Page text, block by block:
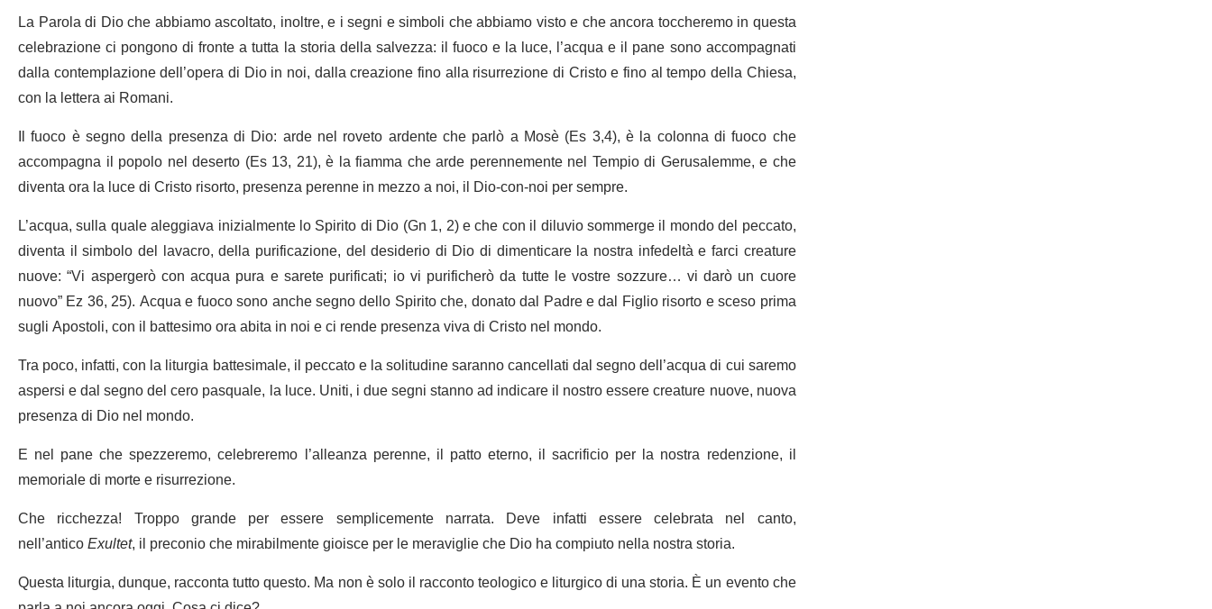
La Parola di Dio che abbiamo ascoltato, inoltre, e i segni e simboli che abbiamo visto e che ancora toccheremo in questa
celebrazione ci pongono di fronte a tutta la storia della salvezza: il fuoco e la luce, l’acqua e il pane sono accompagnati
dalla contemplazione dell’opera di Dio in noi, dalla creazione fino alla risurrezione di Cristo e fino al tempo della Chiesa,
con la lettera ai Romani.
Il fuoco è segno della presenza di Dio: arde nel roveto ardente che parlò a Mosè (Es 3,4), è la colonna di fuoco che
accompagna il popolo nel deserto (Es 13, 21), è la fiamma che arde perennemente nel Tempio di Gerusalemme, e che
diventa ora la luce di Cristo risorto, presenza perenne in mezzo a noi, il Dio-con-noi per sempre.
L’acqua, sulla quale aleggiava inizialmente lo Spirito di Dio (Gn 1, 2) e che con il diluvio sommerge il mondo del peccato,
diventa il simbolo del lavacro, della purificazione, del desiderio di Dio di dimenticare la nostra infedeltà e farci creature
nuove: “Vi aspergerò con acqua pura e sarete purificati; io vi purificherò da tutte le vostre sozzure… vi darò un cuore
nuovo” Ez 36, 25). Acqua e fuoco sono anche segno dello Spirito che, donato dal Padre e dal Figlio risorto e sceso prima
sugli Apostoli, con il battesimo ora abita in noi e ci rende presenza viva di Cristo nel mondo.
Tra poco, infatti, con la liturgia battesimale, il peccato e la solitudine saranno cancellati dal segno dell’acqua di cui saremo
aspersi e dal segno del cero pasquale, la luce. Uniti, i due segni stanno ad indicare il nostro essere creature nuove, nuova
presenza di Dio nel mondo.
E nel pane che spezzeremo, celebreremo l’alleanza perenne, il patto eterno, il sacrificio per la nostra redenzione, il
memoriale di morte e risurrezione.
Che ricchezza! Troppo grande per essere semplicemente narrata. Deve infatti essere celebrata nel canto,
nell’anticoExultet, il preconio che mirabilmente gioisce per le meraviglie che Dio ha compiuto nella nostra storia.
Questa liturgia, dunque, racconta tutto questo. Ma non è solo il racconto teologico e liturgico di una storia. È un evento che